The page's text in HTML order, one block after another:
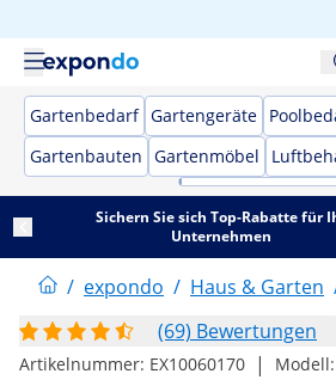
Gartenbedarf Gartengeräte
Gartenbauten Gartenmöbel
Sichern Sie sich Top-Rabatte für
Unternehmen
/ expondo / Haus & Garten
(69) Bewertungen
Artikelnummer: EX10060170 | Modell: